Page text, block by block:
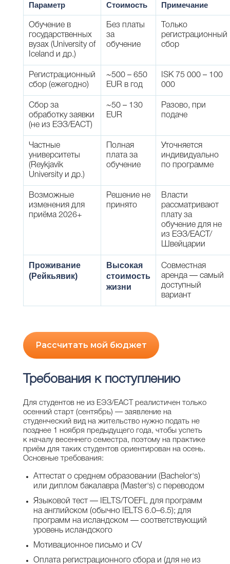
Параметр Стоимость Примечание
Обучение в
государственных
вузах (University of
Iceland и др.)
Без платы
за
обучение
Только
регистрационный
сбор
Регистрационный
сбор (ежегодно)
~500 – 650
EUR в год
ISK 75 000 – 100
000
Сбор за
обработку заявки
(не из ЕЭЗ/ЕАСТ)
~50 – 130
EUR
Разово, при
подаче
Частные
университеты
(Reykjavik
University и др.)
Полная
плата за
обучение
Уточняется
индивидуально
по программе
Возможные
изменения для
приёма 2026+
Решение не
принято
Власти
рассматривают
плату за
обучение для не
из ЕЭЗ/ЕАСТ/
Швейцарии
Проживание
(Рейкьявик)
Высокая
стоимость
жизни
Совместная
аренда — самый
доступный
вариант
Рассчитать мой бюджет
Требования к поступлению
Для студентов не из ЕЭЗ/ЕАСТ реалистичен только
осенний старт (сентябрь) — заявление на
студенческий вид на жительство нужно подать не
позднее 1 ноября предыдущего года, чтобы успеть
к началу весеннего семестра, поэтому на практике
приём для таких студентов ориентирован на осень.
Основные требования:
Аттестат о среднем образовании (Bachelor's)
или диплом бакалавра (Master's) с переводом
Языковой тест — IELTS/TOEFL для программ
на английском (обычно IELTS 6.0–6.5); для
программ на исландском — соответствующий
уровень исландского
Мотивационное письмо и CV
Оплата регистрационного сбора и (для не из